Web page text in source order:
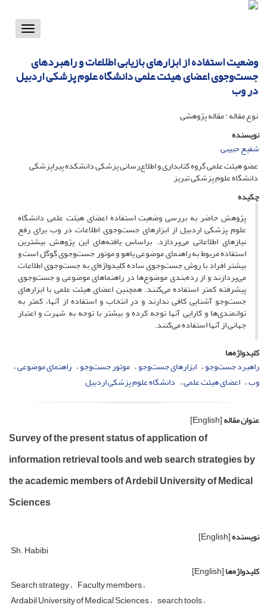
Toggle
وضعیت استفاده از ابزارهای بازیابی اطلاعات و راهبردهای
جست‌و‌جوی اعضای هیئت علمی دانشگاه علوم پزشکی اردبیل
در وب
نوع مقاله : مقاله پژوهشی
نویسنده
شفیع حبیبی
عضو هیئت علمی گروه کتابداری و اطلاع‌رسانی پزشکی دانشکده پیراپزشکی
دانشگاه علوم پزشکی تبریز
چکیده
پژوهش حاضر به بررسی وضعیت استفاده اعضای هیئت علمی دانشگاه
علوم پزشکی اردبیل از ابزارهای جست‌وجوی اطلاعات در وب برای رفع
نیازهای اطلاعاتی می‌پردازد. براساس یافته‌های این پژوهش بیشترین
استفاده مربوط به راهنمای موضوعی یاهو و موتور جست‌وجوی گوگل است و
بیشتر افراد با روش جست‌وجوی ساده کلیدواژه‌ای به جست‌وجوی اطلاعات
می‌پردازند و از رده‌بندی موضوع‌ها در راهنماهای موضوعی و جست‌وجوی
پیشرفته کمتر استفاده می‌کنند. همچنین اعضای هیئت علمی با ابزارهای
جست‌وجو آشنایی کافی ندارند و در انتخاب و استفاده از آنها، کمتر به
توانمندی‌ها و کارایی آنها توجه کرده و بیشتر با توجه به شهرت و اعتبار
جهانی از آنها استفاده می‌کنند.
کلیدواژه‌ها
راهبرد جست‌و‌جو ابزارهای جست‌و‌جو موتور جست‌و‌جو راهنمای موضوعی
وب اعضای هیئت علمی دانشگاه علوم پزشکی اردبیل
عنوان مقاله[English]
Survey of the present status of application of
information retrieval tools and web search strategies by
the academic members of Ardebil University of Medical
Sciences
نویسنده[English]
Sh. Habibi
کلیدواژه‌ها[English]
Search strategy Faculty members
Ardabil University of Medical Sciences search tools